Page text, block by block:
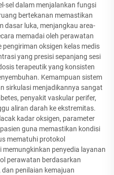
sel dalam menjalankan fungsi
bertekanan memastikan
dasar luka, menjangkau area-
memadai oleh perawatan
oksigen kelas medis
yang presisi sepanjang sesi
terapeutik yang konsisten
Kemampuan sistem
sirkulasi menjadikannya sangat
penyakit vaskular perifer,
aliran darah ke ekstremitas.
kadar oksigen, parameter
guna memastikan kondisi
mematuhi protokol
memungkinkan penyedia layanan
perawatan berdasarkan
penilaian kemajuan